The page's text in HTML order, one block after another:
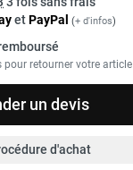
etPayPal (+ d'infos)
pour retourner votre article
un devis
d'achat